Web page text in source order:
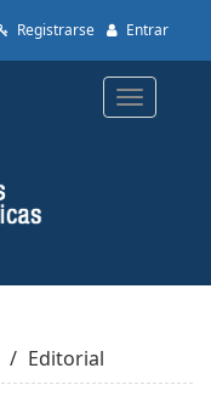
Registrarse Entrar
Toggle
Editorial